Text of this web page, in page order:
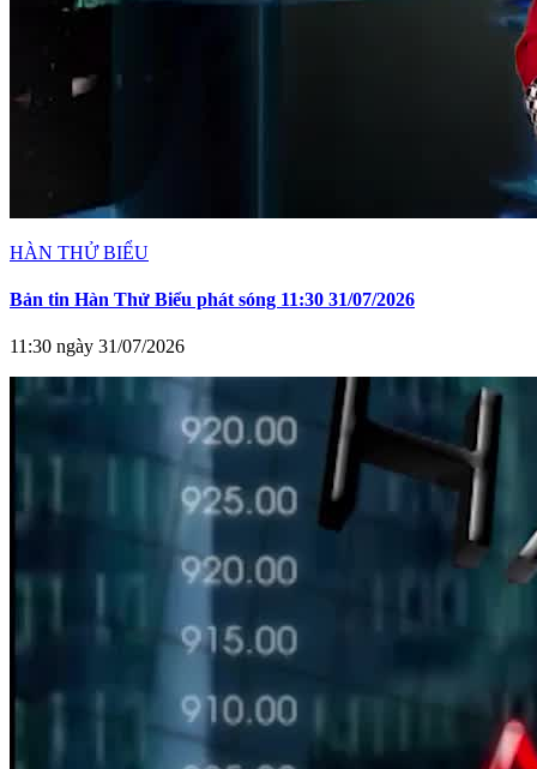
HÀN THỬ BIỂU
Bản tin Hàn Thử Biểu phát sóng 11:30 31/07/2026
11:30 ngày 31/07/2026